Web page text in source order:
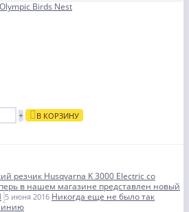
Birds Nest
+ В КОРЗИНУ
резчик Husqvarna K 3000 Electric со
в нашем магазине представлен новый
5 июня 2016 Никогда еще не было так